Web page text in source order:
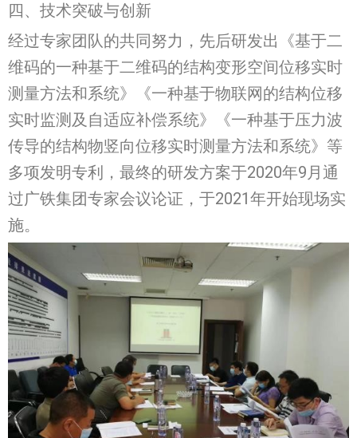
四、技术突破与创新
经过专家团队的共同努力，先后研发出《基于二
维码的一种基于二维码的结构变形空间位移实时
测量方法和系统》《一种基于物联网的结构位移
实时监测及自适应补偿系统》《一种基于压力波
传导的结构物竖向位移实时测量方法和系统》等
多项发明专利，最终的研发方案于2020年9月通
过广铁集团专家会议论证，于2021年开始现场实
施。